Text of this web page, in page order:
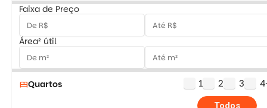
Faixa de Preço
Área² útil
bedQuartos 1 2 3
Todos